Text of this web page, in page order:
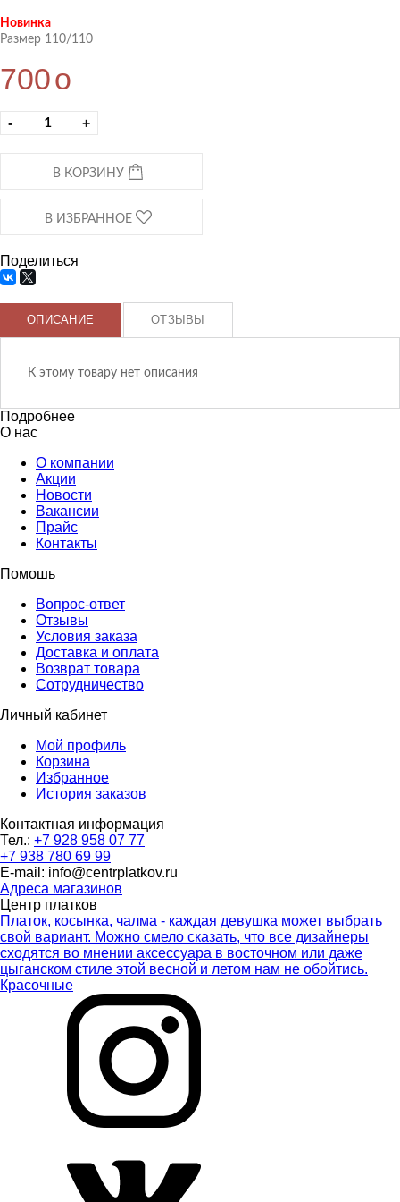
Новинка
Размер 110/110
700o
- +
В КОРЗИНУ
В ИЗБРАННОЕ
Поделиться
ОПИСАНИЕ ОТЗЫВЫ
К этому товару нет описания
Подробнее
О нас
О компании
Акции
Новости
Вакансии
Прайс
Контакты
Помошь
Вопрос-ответ
Отзывы
Условия заказа
Доставка и оплата
Возврат товара
Сотрудничество
Личный кабинет
Мой профиль
Корзина
Избранное
История заказов
Контактная информация
Тел.: +7 928 958 07 77
+7 938 780 69 99
E-mail: info@centrplatkov.ru
Адреса магазинов
Центр платков
Платок, косынка, чалма - каждая девушка может выбрать
свой вариант. Можно смело сказать, что все дизайнеры
сходятся во мнении аксессуара в восточном или даже
цыганском стиле этой весной и летом нам не обойтись.
Красочные